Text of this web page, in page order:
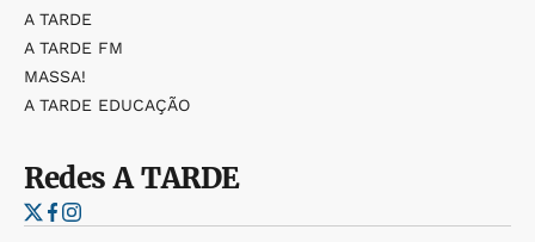
A TARDE
A TARDE FM
MASSA!
A TARDE EDUCAÇÃO
RedesA TARDE